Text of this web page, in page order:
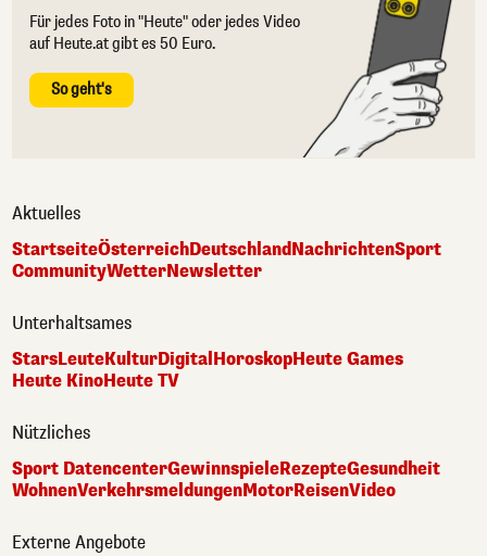
Für jedes Foto in "Heute" oder jedes Video
auf Heute.at gibt es 50 Euro.
So geht's
Aktuelles
StartseiteÖsterreichDeutschlandNachrichtenSport
CommunityWetterNewsletter
Unterhaltsames
StarsLeuteKulturDigital HoroskopHeute Games
Heute KinoHeute TV
Nützliches
Sport DatencenterGewinnspieleRezepteGesundheit
WohnenVerkehrsmeldungenMotorReisenVideo
Externe Angebote